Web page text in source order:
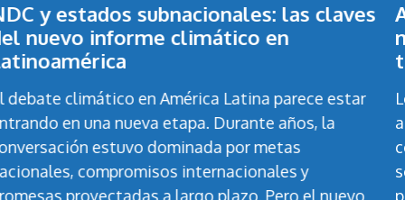
Ambientalista venezolana lleva al Top
mundial una solución para proteger
tortugas marinas
Lo que hace algunos años era una afectación
ambiental documentada en las costas
comienza ahora a transformarse en una posible
solución con proyección internacional, a través
proyecto de Sofía Ramírez, finalista en el...